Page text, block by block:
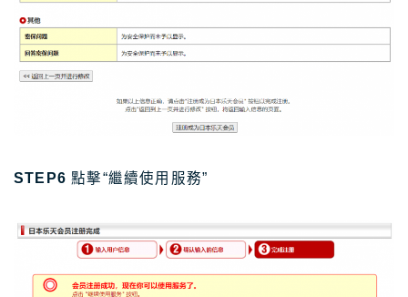
STEP6 點擊“繼續使用服務”